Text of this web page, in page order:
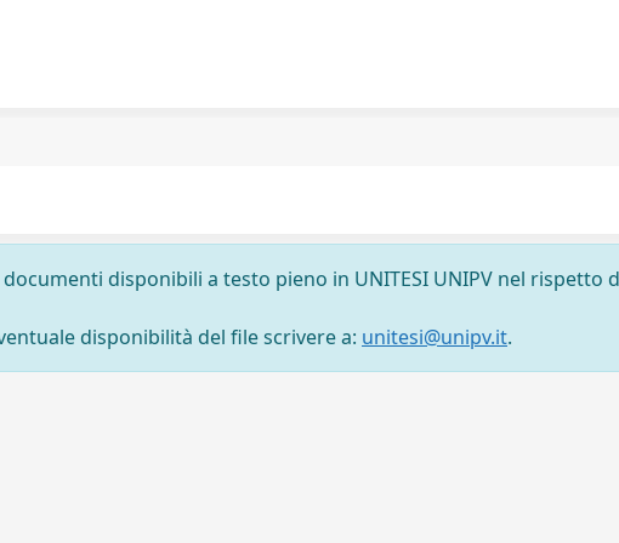
disponibili a testo pieno in UNITESI UNIPV nel rispetto
disponibilità del file scrivere a: unitesi@unipv.it.